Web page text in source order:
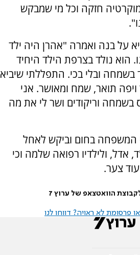
חזקה וכל מי שמבקש
על בנה ואמרה "אהרן היה ילד
הוא נולד בצרפת הילד היחיד
בשמחה ובלי בכי. התפללתי שיביא
תואר, שמח ומאושר. אני
בשמחה וריקודים ושר לי את מה
המשפחה בחום וביקש לאחל
אדל, ולילדיו רפואה שלמה וכי
צער.
הוואטצאפ של ערוץ 7
פרסומת לא ראויה? דווחו לנו